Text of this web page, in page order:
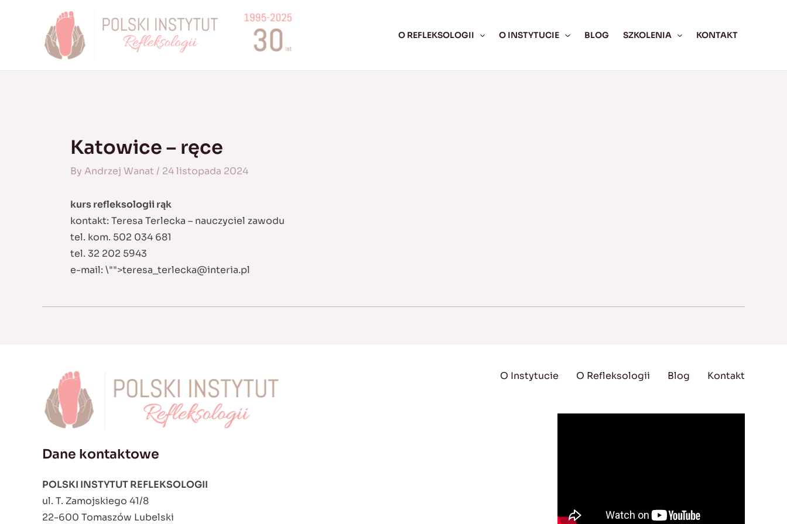
O REFLEKSOLOGII O INSTYTUCIE BLOG SZKOLENIA KONTAKT
Katowice – ręce
By Andrzej Wanat / 24 listopada 2024
kurs refleksologii rąk
kontakt: Teresa Terlecka – nauczyciel zawodu
tel. kom. 502 034 681
tel. 32 202 5943
e-mail: \"">teresa_terlecka@interia.pl
Dane kontaktowe
POLSKI INSTYTUT REFLEKSOLOGII
ul. T. Zamojskiego 41/8
22-600 Tomaszów Lubelski
O Instytucie O Refleksologii Blog Kontakt